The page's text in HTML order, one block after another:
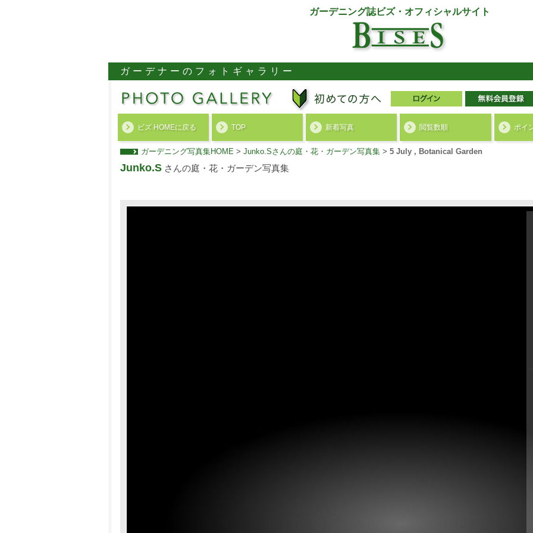
ガーデニング誌ビズ・オフィシャルサイト
ガーデナーのフォトギャラリー
ビズ HOMEに戻る TOP 新着写真 閲覧数順 ポイ
ガーデニング写真集HOME > Junko.Sさんの庭・花・ガーデン写真集 > 5 July , Botanical Garden
Junko.S さんの庭・花・ガーデン写真集